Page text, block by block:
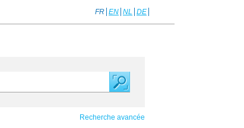
FR EN NL DE
Recherche avancée